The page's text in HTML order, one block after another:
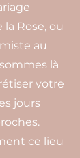
Rose, ou
au
là
votre
jours
ce lieu